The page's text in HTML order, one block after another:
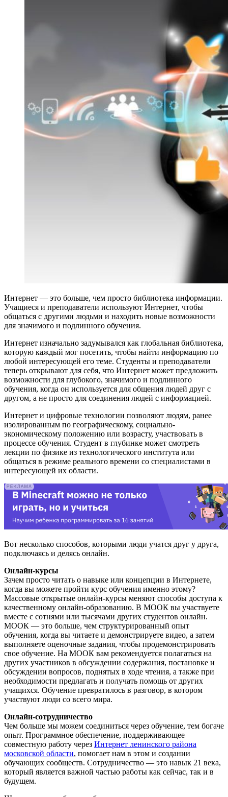
Интернет — это больше, чем просто библиотека информации.
Учащиеся и преподаватели используют Интернет, чтобы
общаться с другими людьми и находить новые возможности
для значимого и подлинного обучения.
Интернет изначально задумывался как глобальная библиотека,
которую каждый мог посетить, чтобы найти информацию по
любой интересующей его теме. Студенты и преподаватели
теперь открывают для себя, что Интернет может предложить
возможности для глубокого, значимого и подлинного
обучения, когда он используется для общения людей друг с
другом, а не просто для соединения людей с информацией.
Интернет и цифровые технологии позволяют людям, ранее
изолированным по географическому, социально-
экономическому положению или возрасту, участвовать в
процессе обучения. Студент в глубинке может смотреть
лекции по физике из технологического института или
общаться в режиме реального времени со специалистами в
интересующей их области.
Вот несколько способов, которыми люди учатся друг у друга,
подключаясь и делясь онлайн.
Онлайн-курсы
Зачем просто читать о навыке или концепции в Интернете,
когда вы можете пройти курс обучения именно этому?
Массовые открытые онлайн-курсы меняют способы доступа к
качественному онлайн-образованию. В МООК вы участвуете
вместе с сотнями или тысячами других студентов онлайн.
МООК — это больше, чем структурированный опыт
обучения, когда вы читаете и демонстрируете видео, а затем
выполняете оценочные задания, чтобы продемонстрировать
свое обучение. На МООК вам рекомендуется полагаться на
других участников в обсуждении содержания, постановке и
обсуждении вопросов, поднятых в ходе чтения, а также при
необходимости предлагать и получать помощь от других
учащихся. Обучение превратилось в разговор, в котором
участвуют люди со всего мира.
Онлайн-сотрудничество
Чем больше мы можем соединиться через обучение, тем богаче
опыт. Программное обеспечение, поддерживающее
совместную работу через Интернет ленинского района
московской области, помогает нам в этом и создании
обучающих сообществ. Сотрудничество — это навык 21 века,
который является важной частью работы как сейчас, так и в
будущем.